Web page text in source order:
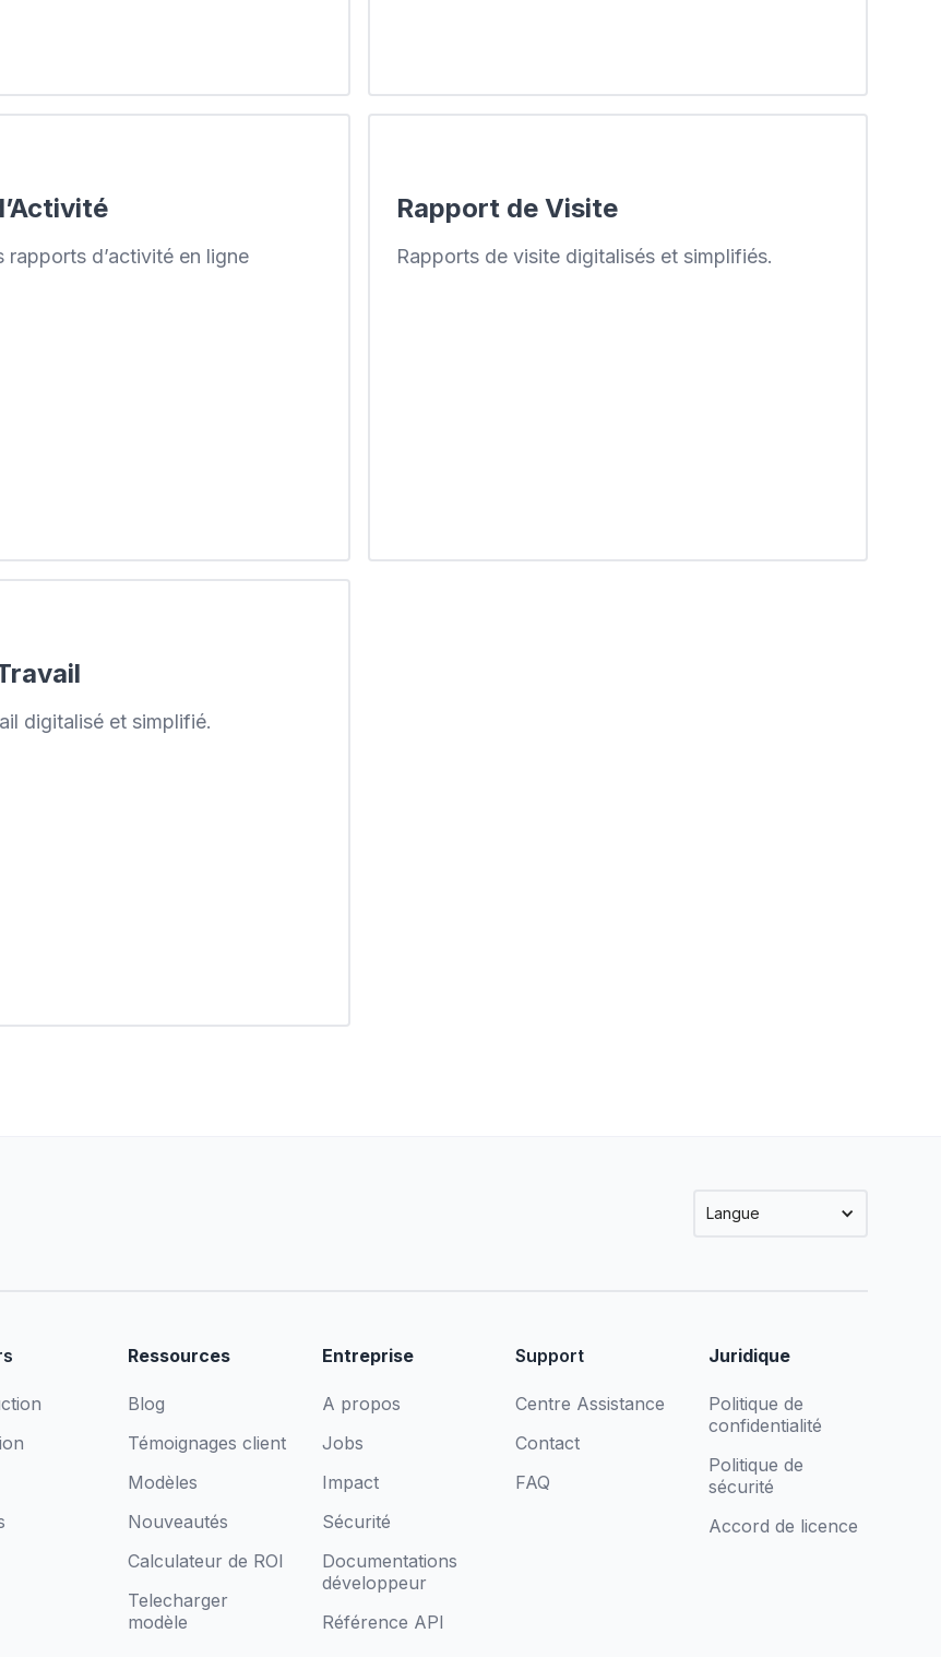
rapports d’activité en ligne
Rapport de Visite
Rapports de visite digitalisés et simplifiés.
digitalisé et simplifié.
Langue
Ressources
Blog
Témoignages client
Modèles
Nouveautés
Calculateur de ROI
Telecharger
modèle
Entreprise
A propos
Jobs
Impact
Sécurité
Documentations
développeur
Référence API
Support
Centre Assistance
Contact
FAQ
Juridique
Politique de
confidentialité
Politique de
sécurité
Accord de licence